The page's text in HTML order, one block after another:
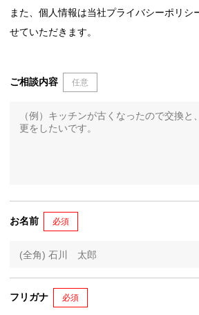
また、個人情報は当社プライバシーポリシ
せていただきます。
ご相談内容 任意
お名前 必須
フリガナ 必須